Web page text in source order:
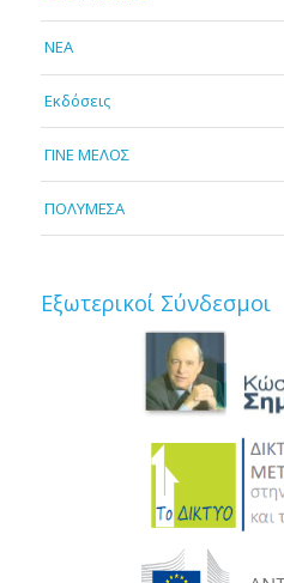
NEA
Εκδόσεις
ΓΙΝΕ ΜΕΛΟΣ
ΠΟΛΥΜΕΣΑ
Εξωτερικοί Σύνδεσμοι